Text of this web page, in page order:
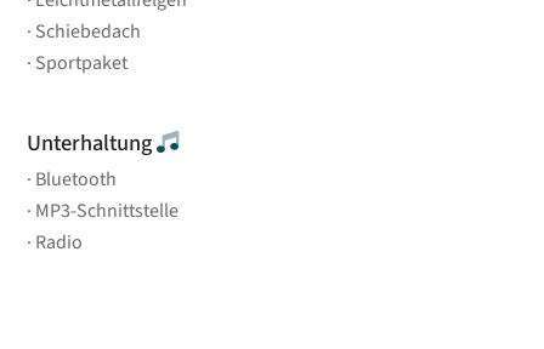
Schiebedach
Sportpaket
Unterhaltung
Bluetooth
MP3-Schnittstelle
Radio